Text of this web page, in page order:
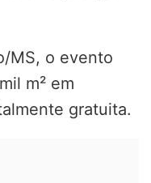
MS, o evento
m² em
gratuita.